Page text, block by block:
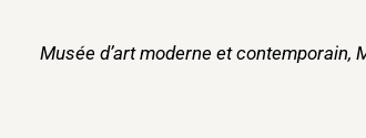
Musée d’art moderne et contemporain,